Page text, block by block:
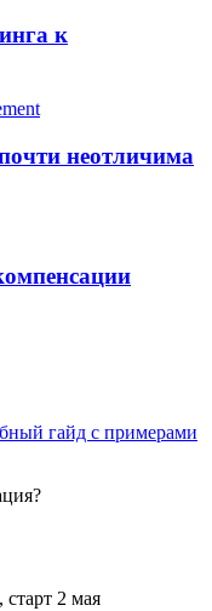
к
неотличима
гайд с примерами
?
старт 2 мая